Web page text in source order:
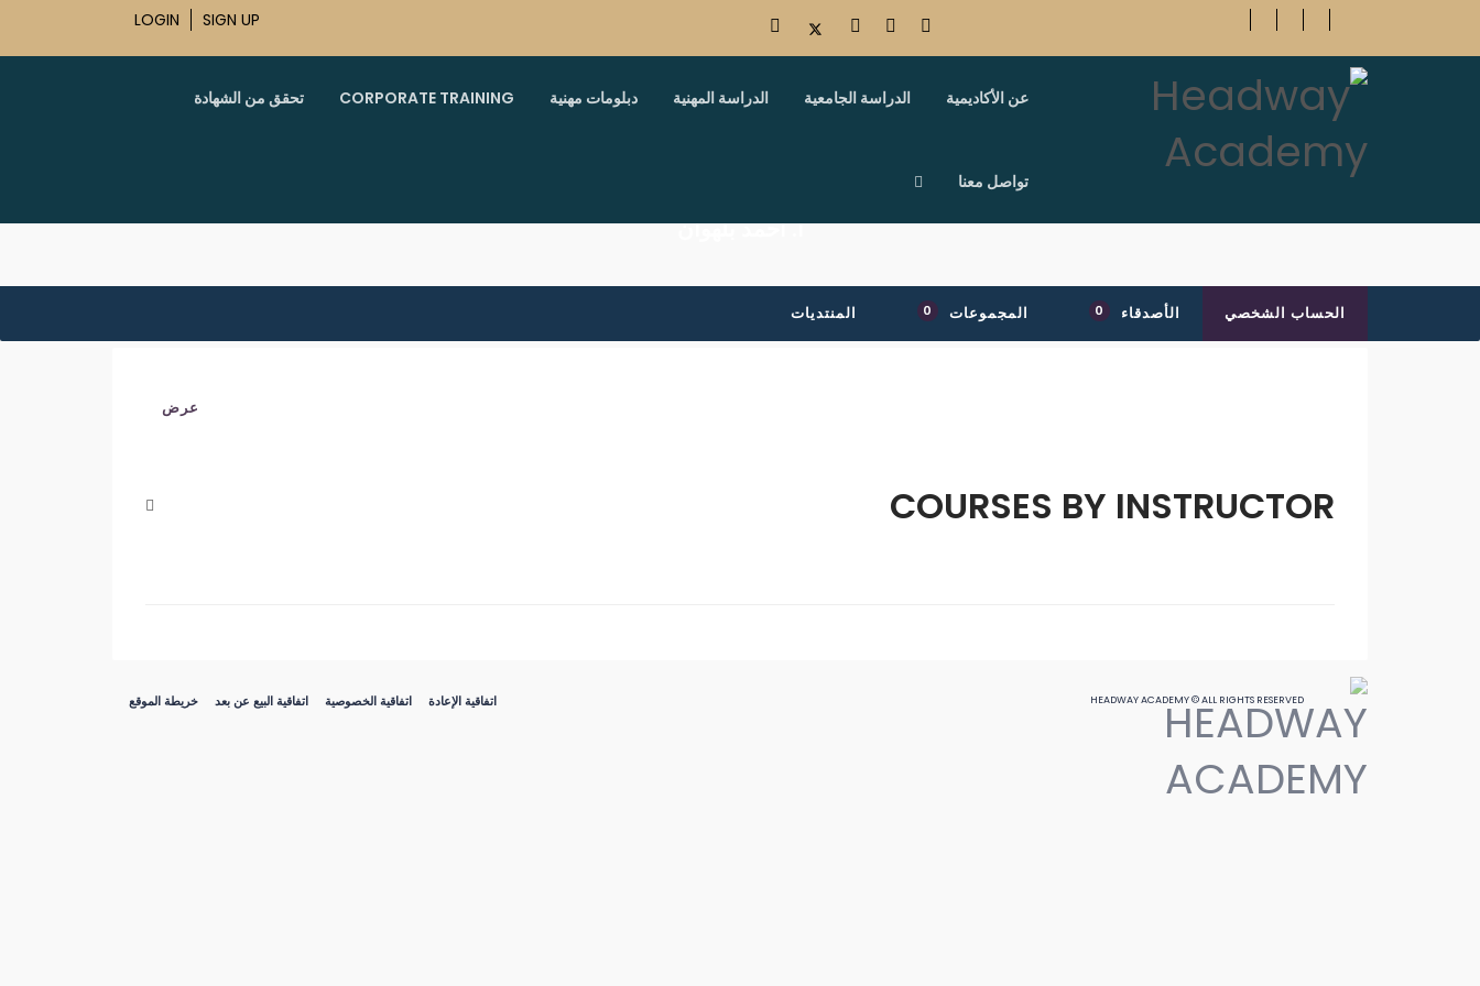
LOGIN SIGN UP
عن الأكاديمية الدراسة الجامعية الدراسة المهنية دبلومات مهنية CORPORATE TRAINING تحقق من الشهادة
تواصل معنا
أ. أحمد بلهوان
الحساب الشخصي الأصدقاء 0 المجموعات 0 المنتديات
عرض
COURSES BY INSTRUCTOR
HEADWAY ACADEMY © ALL RIGHTS RESERVED خريطة الموقع اتفاقية البيع عن بعد اتفاقية الخصوصية اتفاقية الإعادة